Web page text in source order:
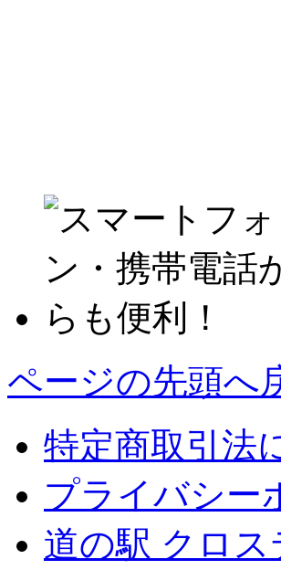
ページの先頭へ
特定商取引法
プライバシー
道の駅 クロ